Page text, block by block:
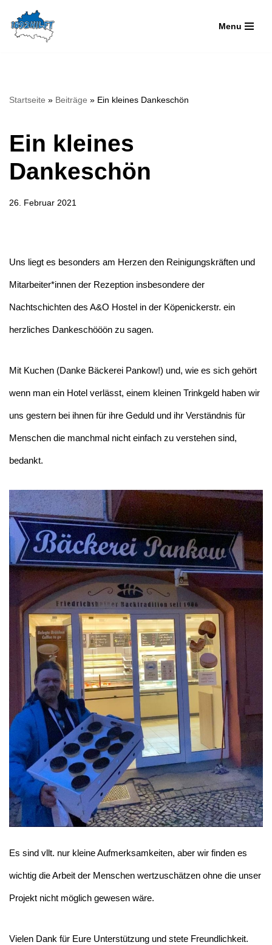
Zum
Menu
Startseite » Beiträge » Ein kleines Dankeschön
Ein kleines
Dankeschön
26. Februar 2021
Uns liegt es besonders am Herzen den Reinigungskräften und
Mitarbeiter*innen der Rezeption insbesondere der
Nachtschichten des A&O Hostel in der Köpenickerstr. ein
herzliches Dankeschööön zu sagen.
Mit Kuchen (Danke Bäckerei Pankow!) und, wie es sich gehört
wenn man ein Hotel verlässt, einem kleinen Trinkgeld haben wir
uns gestern bei ihnen für ihre Geduld und ihr Verständnis für
Menschen die manchmal nicht einfach zu verstehen sind,
bedankt.
Es sind vllt. nur kleine Aufmerksamkeiten, aber wir finden es
wichtig die Arbeit der Menschen wertzuschätzen ohne die unser
Projekt nicht möglich gewesen wäre.
Vielen Dank für Eure Unterstützung und stete Freundlichkeit.